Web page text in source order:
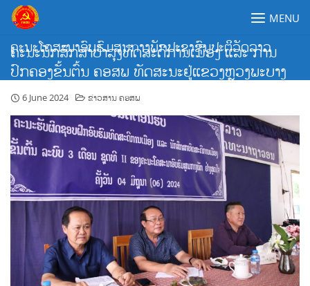
Skip
content
ຄະນະໂຄສະນາອົບຮົມສູນກາງພັກປະຊາຊົນປະຕິວັດລາວ
MENU
ຄະນະນັກສຶກສາບຳລຸງທິດສະດີການເມືອງ ແລະ ການ
ປົກຄອງຂັ້ນຕົ້ນ ຄອສພ ທັດສະນະຢູ່ແຂວງຫຼວງພະບາງ
6 June 2024 ຂ່າວສານ ຄອສພ